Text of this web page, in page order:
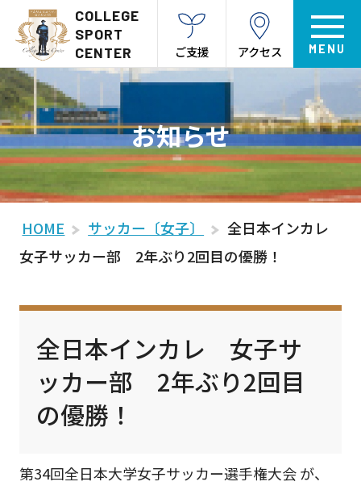
COLLEGE
SPORT
CENTER
ご支援 アクセス
お知らせ
HOME サッカー〔女子〕
全日本インカレ
女子サッカー部 2年ぶり2回目の優勝！
全日本インカレ 女子サ
ッカー部 2年ぶり2回目
の優勝！
第34回全日本大学女子サッカー選手権大会 が、